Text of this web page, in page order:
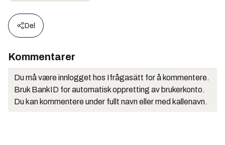
Del
Kommentarer
Du må være innlogget hos Ifrågasätt for å kommentere.
Bruk BankID for automatisk oppretting av brukerkonto.
Du kan kommentere under fullt navn eller med kallenavn.